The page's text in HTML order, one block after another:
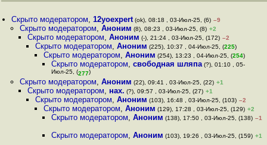
Скрыто модератором,12yoexpert (ok), 08:18 , 03-Июл-25, (6) –9
Скрыто модератором, Аноним (8), 08:23 , 03-Июл-25, (8) +2
Скрыто модератором, Аноним (-), 21:24 , 03-Июл-25, (172) –2
Скрыто модератором,Аноним (225), 10:37 , 04-Июл-25, (225)
Скрыто модератором, Аноним (254), 13:23 , 04-Июл-25, (254)
Скрыто модератором, свободная шляпа(?), 01:10 , 05-
Июл-25, (277)
Скрыто модератором, Аноним (22), 09:41 , 03-Июл-25, (22) +1
Скрыто модератором, нах. (?), 09:57 , 03-Июл-25, (27) +1
Скрыто модератором,Аноним (103), 16:48 , 03-Июл-25, (103) –2
Скрыто модератором, Аноним (129), 17:28 , 03-Июл-25, (129) +2
Скрыто модератором, Аноним (138), 17:50 , 03-Июл-25, (138) –1
Скрыто модератором, Аноним (103), 19:26 , 03-Июл-25, (159) +1